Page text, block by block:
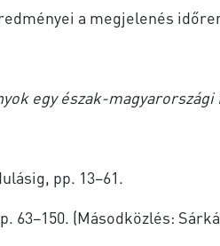
a megjelenés
egy észak-
pp. 13–61.
63–150. (Másodközlés: